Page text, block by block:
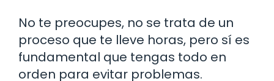
No te preocupes, no se trata de un
proceso que te lleve horas, pero sí es
fundamental que tengas todo en
orden para evitar problemas.